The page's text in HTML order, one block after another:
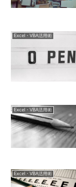
Excel・VBA活用術
Excel・VBA活用術
Excel・VBA活用術